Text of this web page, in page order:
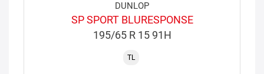
DUNLOP
SP SPORT BLURESPONSE
195/65 R 15 91H
TL